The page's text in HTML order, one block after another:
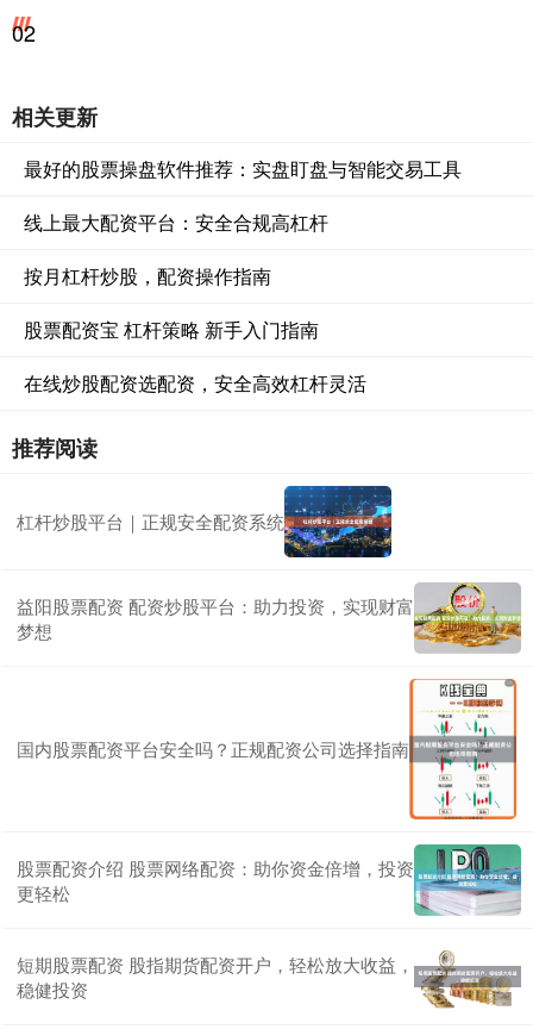
02
相关更新
最好的股票操盘软件推荐：实盘盯盘与智能交易工具
线上最大配资平台：安全合规高杠杆
按月杠杆炒股，配资操作指南
股票配资宝 杠杆策略 新手入门指南
在线炒股配资选配资，安全高效杠杆灵活
推荐阅读
杠杆炒股平台｜正规安全配资系统
益阳股票配资 配资炒股平台：助力投资，实现财富
梦想
国内股票配资平台安全吗？正规配资公司选择指南
股票配资介绍 股票网络配资：助你资金倍增，投资
更轻松
短期股票配资 股指期货配资开户，轻松放大收益，
稳健投资